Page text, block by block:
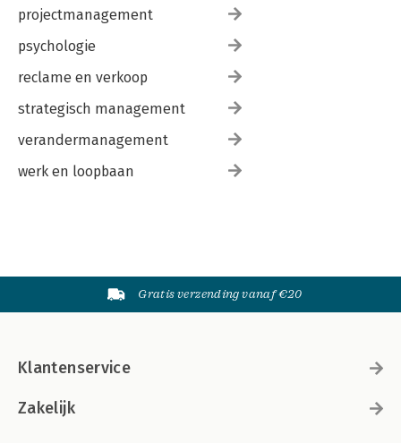
Begrippenlijst
Lees meer over Scrum
Auteurs
Dankwoord
projectmanagement
psychologie
reclame en verkoop
strategisch management
verandermanagement
werk en loopbaan
Gratis verzending vanaf €20
Klantenservice
Zakelijk